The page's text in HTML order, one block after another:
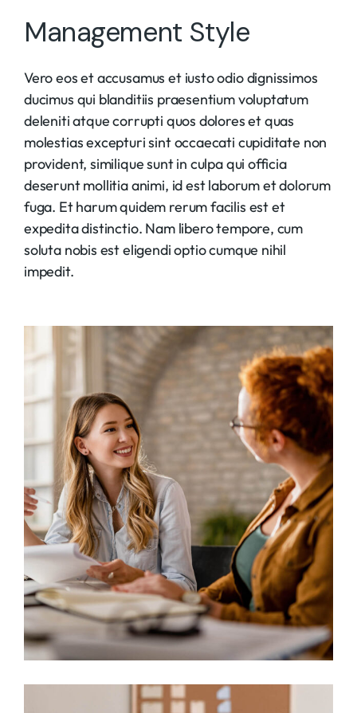
Management Style
Vero eos et accusamus et iusto odio dignissimos
ducimus qui blanditiis praesentium voluptatum
deleniti atque corrupti quos dolores et quas
molestias excepturi sint occaecati cupiditate non
provident, similique sunt in culpa qui officia
deserunt mollitia animi, id est laborum et dolorum
fuga. Et harum quidem rerum facilis est et
expedita distinctio. Nam libero tempore, cum
soluta nobis est eligendi optio cumque nihil
impedit.